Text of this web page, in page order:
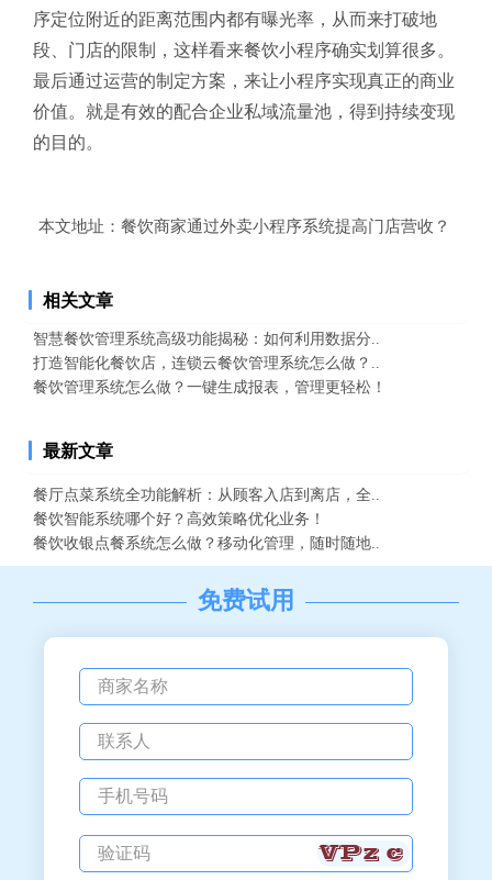
序定位附近的距离范围内都有曝光率，从而来打破地
段、门店的限制，这样看来餐饮小程序确实划算很多。
最后通过运营的制定方案，来让小程序实现真正的商业
价值。就是有效的配合企业私域流量池，得到持续变现
的目的。
本文地址： 餐饮商家通过外卖小程序系统提高门店营收？
相关文章
智慧餐饮管理系统高级功能揭秘：如何利用数据分..
打造智能化餐饮店，连锁云餐饮管理系统怎么做？..
餐饮管理系统怎么做？一键生成报表，管理更轻松！
最新文章
餐厅点菜系统全功能解析：从顾客入店到离店，全..
餐饮智能系统哪个好？高效策略优化业务！
餐饮收银点餐系统怎么做？移动化管理，随时随地..
免费试用